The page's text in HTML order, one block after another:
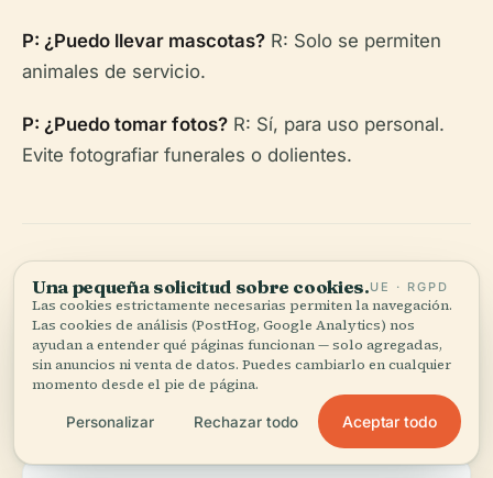
P: ¿Puedo llevar mascotas? R: Solo se permiten
animales de servicio.
P: ¿Puedo tomar fotos? R: Sí, para uso personal.
Evite fotografiar funerales o dolientes.
Consejos Prácticos
para una Visita
Significativa
Una pequeña solicitud sobre cookies.UE · RGPD
Las cookies estrictamente necesarias permiten la navegación.
Las cookies de análisis (PostHog, Google Analytics) nos
ayudan a entender qué páginas funcionan — solo agregadas,
sin anuncios ni venta de datos. Puedes cambiarlo en cualquier
momento desde el pie de página.
Personalizar Rechazar todo Aceptar todo